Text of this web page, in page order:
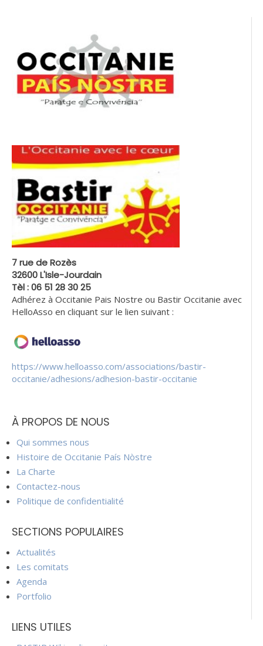
7 rue de Rozès
32600 L'Isle-Jourdain
Tèl : 06 51 28 30 25
Adhérez à Occitanie Pais Nostre ou Bastir Occitanie avec
HelloAsso en cliquant sur le lien suivant :
https://www.helloasso.com/associations/bastir-
occitanie/adhesions/adhesion-bastir-occitanie
À PROPOS DE NOUS
Qui sommes nous
Histoire de Occitanie País Nòstre
La Charte
Contactez-nous
Politique de confidentialité
SECTIONS POPULAIRES
Actualités
Les comitats
Agenda
Portfolio
LIENS UTILES